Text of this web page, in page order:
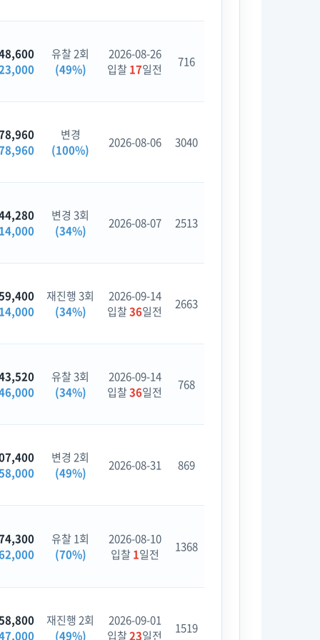
유찰 2회
(49%)
2026-08-26
입찰17일전 716
변경
(100%)
2026-08-06 3040
변경 3회
(34%)
2026-08-07 2513
재진행 3회
(34%)
2026-09-14
입찰36일전 2663
유찰 3회
(34%)
2026-09-14
입찰36일전 768
변경 2회
(49%)
2026-08-31 869
유찰 1회
(70%)
2026-08-10
입찰1일전 1368
재진행 2회
(49%)
2026-09-01
입찰23일전 1519